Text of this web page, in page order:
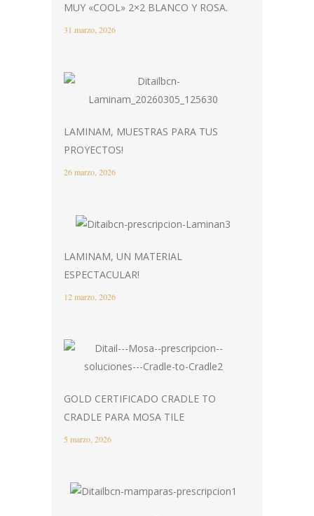
MUY «COOL» 2×2 BLANCO Y ROSA.
31 marzo, 2026
LAMINAM, MUESTRAS PARA TUS
PROYECTOS!
26 marzo, 2026
LAMINAM, UN MATERIAL
ESPECTACULAR!
12 marzo, 2026
GOLD CERTIFICADO CRADLE TO
CRADLE PARA MOSA TILE
5 marzo, 2026